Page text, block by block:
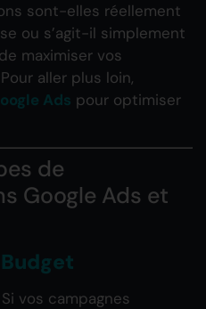
sont-elles réellement
ou s’agit-il simplement
maximiser vos
aller plus loin,
Ads pour optimiser
de
Google Ads et
Si vos campagnes